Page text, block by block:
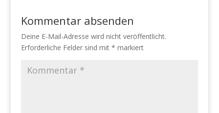
Kommentar absenden
Deine E-Mail-Adresse wird nicht veröffentlicht.
Erforderliche Felder sind mit * markiert